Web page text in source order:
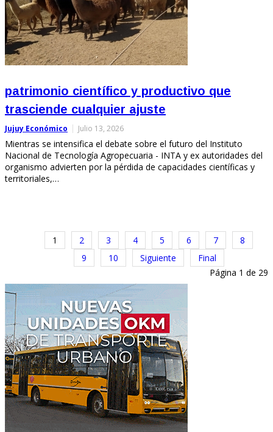
patrimonio científico y productivo que
trasciende cualquier ajuste
Jujuy Económico Julio 13, 2026
Mientras se intensifica el debate sobre el futuro del Instituto
Nacional de Tecnología Agropecuaria - INTA y ex autoridades del
organismo advierten por la pérdida de capacidades científicas y
territoriales,…
1 2 3 4 5 6 7
8
9
10 Siguiente
Final
Página 1 de 29